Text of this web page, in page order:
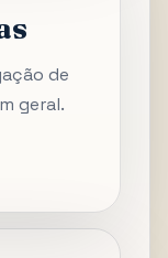
de
geral.